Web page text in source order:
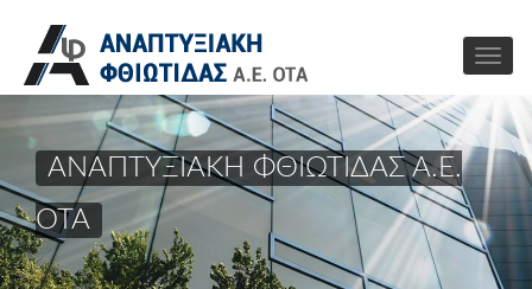
ΑΝΑΠΤΥΞΙΑΚΗ ΦΘΙΩΤΙΔΑΣ Α.Ε.
ΟΤΑ